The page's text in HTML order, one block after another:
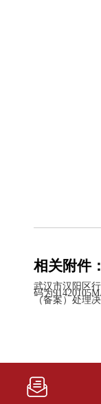
相关附件：
武汉市汉阳区
码为
（备案）处理